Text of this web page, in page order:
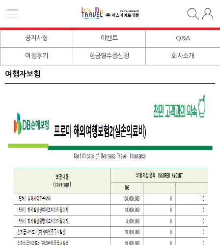
공지사항 이벤트 Q&A
여행후기 현금영수증신청 회사소개
여행자보험